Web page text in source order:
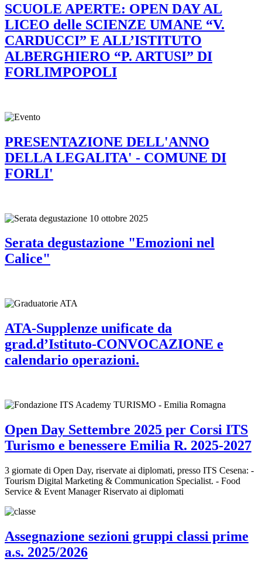
SCUOLE APERTE: OPEN DAY AL
LICEO delle SCIENZE UMANE “V.
CARDUCCI” E ALL’ISTITUTO
ALBERGHIERO “P. ARTUSI” DI
FORLIMPOPOLI
PRESENTAZIONE DELL'ANNO
DELLA LEGALITA' - COMUNE DI
FORLI'
Serata degustazione "Emozioni nel
Calice"
ATA-Supplenze unificate da
grad.d’Istituto-CONVOCAZIONE e
calendario operazioni.
Open Day Settembre 2025 per Corsi ITS
Turismo e benessere Emilia R. 2025-2027
3 giornate di Open Day, riservate ai diplomati, presso ITS Cesena: -
Tourism Digital Marketing & Communication Specialist. - Food
Service & Event Manager Riservato ai diplomati
Assegnazione sezioni gruppi classi prime
a.s. 2025/2026